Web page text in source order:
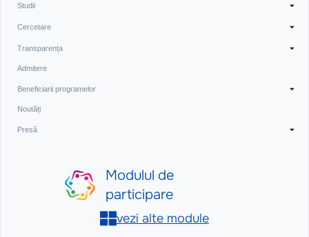
Studii
Cercetare
Transparența
Admitere
Beneficiarii programelor
Noutăți
Presă